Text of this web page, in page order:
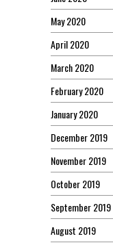
May 2020
April 2020
March 2020
February 2020
January 2020
December 2019
November 2019
October 2019
September 2019
August 2019